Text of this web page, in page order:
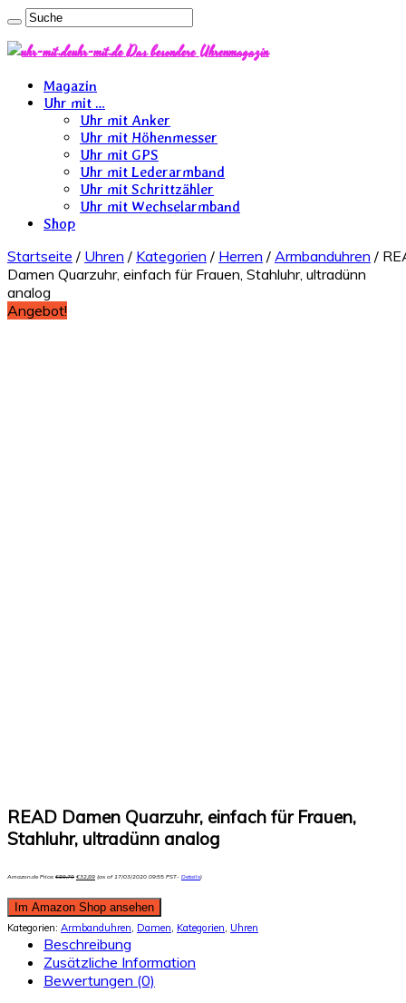
uhr-mit.de Das besondere Uhrenmagazin
Magazin
Uhr mit …
Uhr mit Anker
Uhr mit Höhenmesser
Uhr mit GPS
Uhr mit Lederarmband
Uhr mit Schrittzähler
Uhr mit Wechselarmband
Shop
Startseite / Uhren / Kategorien / Herren / Armbanduhren /
Damen Quarzuhr, einfach für Frauen, Stahluhr, ultradünn
analog
Angebot!
READ Damen Quarzuhr, einfach für Frauen,
Stahluhr, ultradünn analog
Amazon.de Price:€89,79 €32,89 (as of 17/03/2020 09:55 PST- Details)
Im Amazon Shop ansehen
Kategorien: Armbanduhren, Damen, Kategorien, Uhren
Beschreibung
Zusätzliche Information
Bewertungen (0)